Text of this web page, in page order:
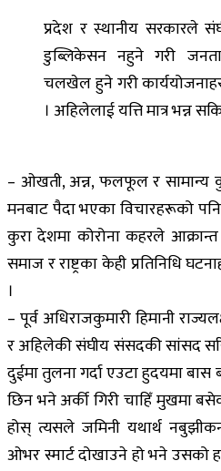
प्रदेश र स्थानीय सरकारले
डुब्लिकेसन नहुने गरी
चलखेल हुने गरी
। अहिलेलाई यत्ति मात्र भन्न
– ओखती, अन्न, फलफूल र सामान्य
मनबाट पैदा भएका विचारहरूको
कुरा देशमा कोरोना कहरले
समाज र राष्ट्रका केही प्रतिनिधि
।
– पूर्व अधिराजकुमारी हिमानी
र अहिलेकी संघीय संसदकी सांसद
दुईमा तुलना गर्दा एउटा हुदयमा
छिन भने अर्की गिरी चाहिँ मुखमा
होस् त्यसले जमिनी यथार्थ
ओभर स्मार्ट दोखाउने हो भने उसको